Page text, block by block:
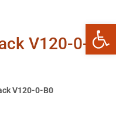
V120-0-
V120-0-B0